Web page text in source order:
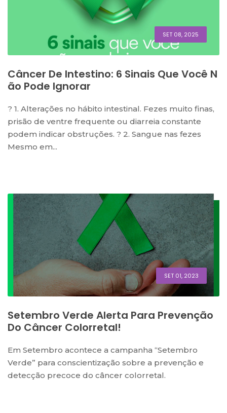
SET 08, 2025
Câncer De Intestino: 6 Sinais Que Você N
Ão Pode Ignorar
? 1. Alterações no hábito intestinal. Fezes muito finas,
prisão de ventre frequente ou diarreia constante
podem indicar obstruções. ? 2. Sangue nas fezes
Mesmo em...
SET 01, 2023
Setembro Verde Alerta Para Prevenção
Do Câncer Colorretal!
Em Setembro acontece a campanha “Setembro
Verde” para conscientização sobre a prevenção e
detecção precoce do câncer colorretal.